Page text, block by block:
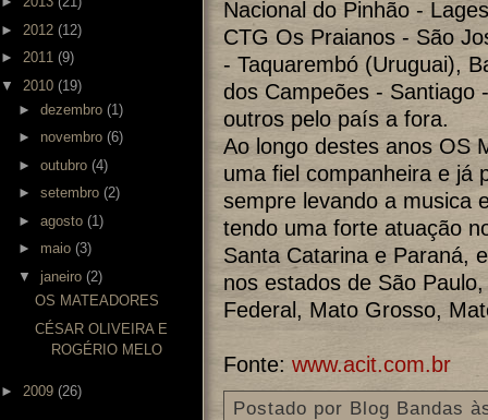
► 2012 (12)
► 2011 (9)
▼ 2010 (19)
► dezembro (1)
► novembro (6)
► outubro (4)
► setembro (2)
► agosto (1)
► maio (3)
▼ janeiro (2)
OS MATEADORES
CÉSAR OLIVEIRA E
ROGÉRIO MELO
► 2009 (26)
Nacional do Pinhão -
CTG Os Praianos - São
- Taquarembó (Uruguai),
dos Campeões - Santiago
outros pelo país a fora.
Ao longo destes anos OS
uma fiel companheira e já
sempre levando a musica
tendo uma forte atuação
Santa Catarina e Paraná,
nos estados de São
Federal, Mato Grosso,
Fonte: www.acit.com.br
Postado por Blog Bandas